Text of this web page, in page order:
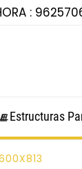
:
Estructuras